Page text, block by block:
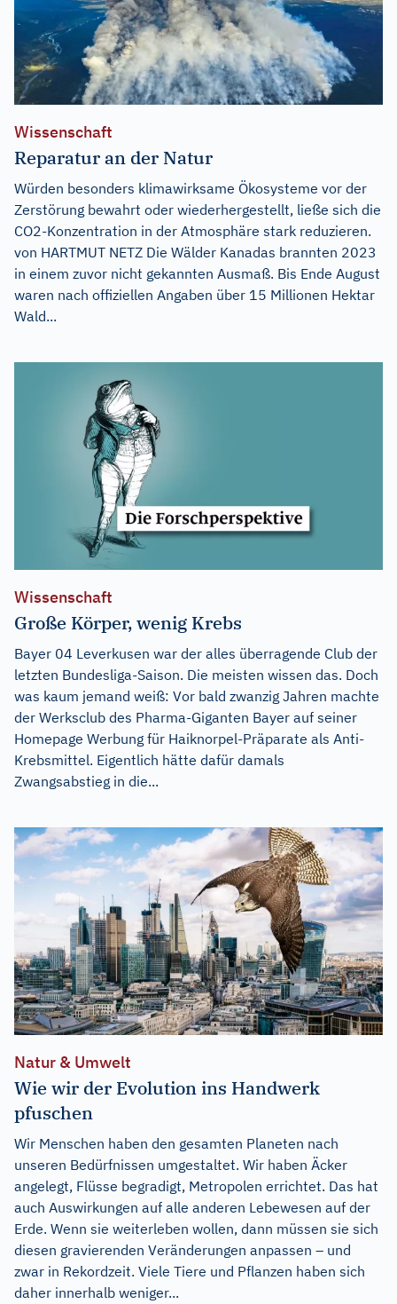
Wissenschaft
Reparatur an der Natur
Würden besonders klimawirksame Ökosysteme vor der
Zerstörung bewahrt oder wiederhergestellt, ließe sich die
CO2-Konzentration in der Atmosphäre stark reduzieren.
von HARTMUT NETZ Die Wälder Kanadas brannten 2023
in einem zuvor nicht gekannten Ausmaß. Bis Ende August
waren nach offiziellen Angaben über 15 Millionen Hektar
Wald...
Wissenschaft
Große Körper, wenig Krebs
Bayer 04 Leverkusen war der alles überragende Club der
letzten Bundesliga-Saison. Die meisten wissen das. Doch
was kaum jemand weiß: Vor bald zwanzig Jahren machte
der Werksclub des Pharma-Giganten Bayer auf seiner
Homepage Werbung für Haiknorpel-Präparate als Anti-
Krebsmittel. Eigentlich hätte dafür damals
Zwangsabstieg in die...
Natur & Umwelt
Wie wir der Evolution ins Handwerk
pfuschen
Wir Menschen haben den gesamten Planeten nach
unseren Bedürfnissen umgestaltet. Wir haben Äcker
angelegt, Flüsse begradigt, Metropolen errichtet. Das hat
auch Auswirkungen auf alle anderen Lebewesen auf der
Erde. Wenn sie weiterleben wollen, dann müssen sie sich
diesen gravierenden Veränderungen anpassen – und
zwar in Rekordzeit. Viele Tiere und Pflanzen haben sich
daher innerhalb weniger...